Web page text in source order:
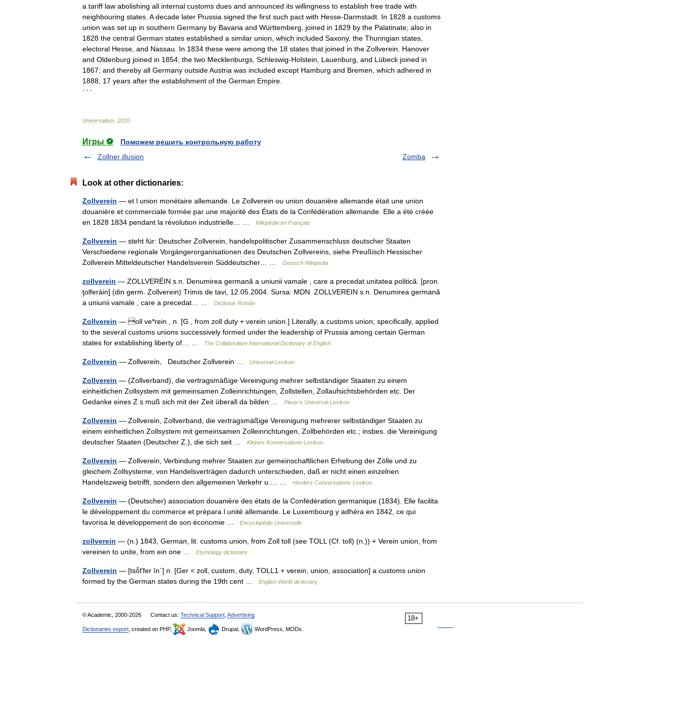
a tariff law abolishing all internal customs dues and announced its willingness to establish free trade with
neighbouring states A decade later Prussia signed the first such pact with Hesse-Darmstadt In 1828 a customs
union was set up in southern Germany by Bavaria and Württemberg joined in 1829 by the Palatinate; also in
1828 the central German states established a similar union which included Saxony, the Thuringian states
electoral Hesse and Nassau In 1834 these were among the 18 states that joined in the Zollverein
Hanover
and Oldenburg joined in 1854; the two Mecklenburgs Schleswig-Holstein Lauenburg and Lübeck joined in
1867; and thereby all Germany outsideAustria was included except Hamburg and Bremen which adhered in
1888 17 years after the establishment of the German Empire
* * *
Universalium 2010
Игры ⚽
Поможем решить контрольную работу
Zollner illusion
Zomba
Look at other dictionaries:
Zollverein — et l union monétaire allemande. Le Zollverein ou union douanière allemande était une union
douanière et commerciale formée par une majorité des États de la Confédération allemande. Elle a été créée
en 1828 1834 pendant la révolution industrielle… …
Wikipédia en Français
Zollverein — steht für: Deutscher Zollverein, handelspolitischer Zusammenschluss deutscher Staaten
Verschiedene regionale Vorgängerorganisationen des Deutschen Zollvereins, siehe Preußisch Hessischer
Zollverein Mitteldeutscher Handelsverein Süddeutscher… …
Deutsch Wikipedia
zollverein — ZOLLVERÉIN s.n. Denumirea germană a uniunii vamale , care a precedat unitatea politică. [pron.
ţolferáin] (din germ. Zollverein) Trimis de tavi, 12.05.2004. Sursa: MDN ZOLLVEREIN s.n. Denumirea germană
a uniunii vamale , care a precedat… …
Dicționar Român
Zollverein — oll ve*rein , n. [G., from zoll duty + verein union.] Literally, a customs union; specifically, applied
to the several customs unions successively formed under the leadership of Prussia among certain German
states for establishing liberty of… …
The Collaborative International Dictionary of English
Zollverein — Zollverein, Deutscher Zollverein … Universal-Lexikon
Zollverein — (Zollverband), die vertragsmäßige Vereinigung mehrer selbständiger Staaten zu einem
einheitlichen Zollsystem mit gemeinsamen Zolleinrichtungen, Zollstellen, Zollaufsichtsbehörden etc. Der
Gedanke eines Z s muß sich mit der Zeit überall da bilden …
Pierer's Universal-Lexikon
Zollverein — Zollverein, Zollverband, die vertragsmäßige Vereinigung mehrerer selbständiger Staaten zu
einem einheitlichen Zollsystem mit gemeinsamen Zolleinrichtungen, Zollbehörden etc.; insbes. die Vereinigung
deutscher Staaten (Deutscher Z.), die sich seit …
Kleines Konversations-Lexikon
Zollverein — Zollverein, Verbindung mehrer Staaten zur gemeinschaftlichen Erhebung der Zölle und zu
gleichem Zollsysteme, von Handelsverträgen dadurch unterschieden, daß er nicht einen einzelnen
Handelszweig betrifft, sondern den allgemeinen Verkehr u.… …
Herders Conversations-Lexikon
Zollverein — (Deutscher) association douanière des états de la Confédération germanique (1834). Elle facilita
le développement du commerce et prépara l unité allemande. Le Luxembourg y adhéra en 1842, ce qui
favorisa le développement de son économie …
Encyclopédie Universelle
zollverein — (n.) 1843, German, lit. customs union, from Zoll toll (see TOLL (Cf. toll) (n.)) + Verein union, from
vereinen to unite, from ein one …
Etymology dictionary
Zollverein — [tsō̂l′fer īn΄] n. [Ger < zoll, custom, duty, TOLL1 + verein, union, association] a customs union
formed by the German states during the 19th cent …
English World dictionary
18+
© Academic, 2000-2026 Contact us: Technical Support Advertising
Dictionaries export , created on PHP, Joomla, Drupal, WordPress, MODx.